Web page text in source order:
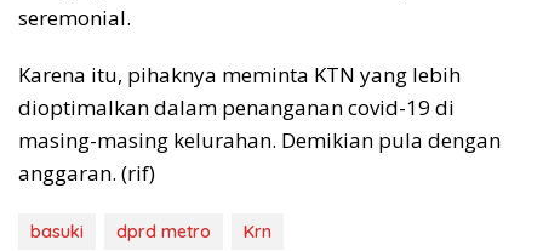
seremonial.
Karena itu, pihaknya meminta KTN yang lebih
dioptimalkan dalam penanganan covid-19 di
masing-masing kelurahan. Demikian pula dengan
anggaran. (rif)
basuki dprd metro Krn